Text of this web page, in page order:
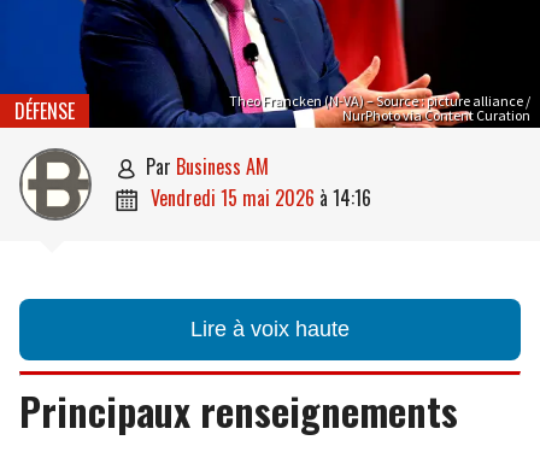
Theo Francken (N-VA) – Source : picture alliance /
NurPhoto via Content Curation
DÉFENSE
 par Business AM
 vendredi 15 mai 2026 à 14:16
Lire à voix haute
Principaux renseignements